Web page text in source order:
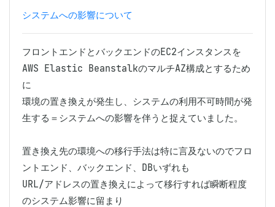
システムへの影響について
フロントエンドとバックエンドのEC2インスタンスを
AWS Elastic BeanstalkのマルチAZ構成とするため
に
環境の置き換えが発生し、システムの利用不可時間が発
生する＝システムへの影響を伴うと捉えていました。
置き換え先の環境への移行手法は特に言及ないのでフロ
ントエンド、バックエンド、DBいずれも
URL/アドレスの置き換えによって移行すれば瞬断程度
のシステム影響に留まり